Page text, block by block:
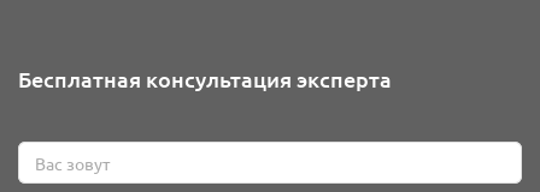
Бесплатная консультация эксперта